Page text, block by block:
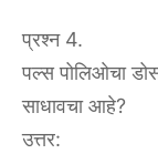
प्रश्न 4.
पल्स पोलिओचा डोस
साधावचा आहे?
उत्तर: